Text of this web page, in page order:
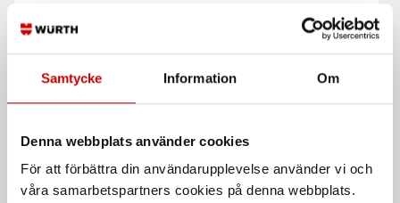
Samtycke Information Om
Denna webbplats använder cookies
För att förbättra din användarupplevelse använder vi och
våra samarbetspartners cookies på denna webbplats.
passar de flesta transportbilar
Bilinredning med hyllplan som
passar de flesta transportbilar